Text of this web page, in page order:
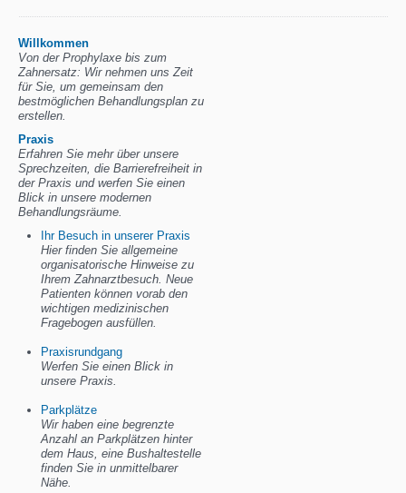
Willkommen
Von der Prophylaxe bis zum
Zahnersatz: Wir nehmen uns Zeit
für Sie, um gemeinsam den
bestmöglichen Behandlungsplan zu
erstellen.
Praxis
Erfahren Sie mehr über unsere
Sprechzeiten, die Barrierefreiheit in
der Praxis und werfen Sie einen
Blick in unsere modernen
Behandlungsräume.
Ihr Besuch in unserer Praxis
Hier finden Sie allgemeine
organisatorische Hinweise zu
Ihrem Zahnarztbesuch. Neue
Patienten können vorab den
wichtigen medizinischen
Fragebogen ausfüllen.
Praxisrundgang
Werfen Sie einen Blick in
unsere Praxis.
Parkplätze
Wir haben eine begrenzte
Anzahl an Parkplätzen hinter
dem Haus, eine Bushaltestelle
finden Sie in unmittelbarer
Nähe.